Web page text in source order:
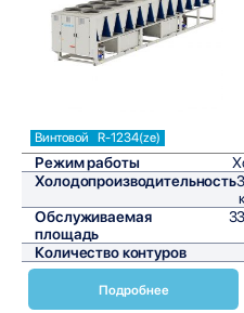
Винтовой R-1234(ze)
Режим работы
Холодопроизводительность
Обслуживаемая
площадь
Количество контуров
Подробнее